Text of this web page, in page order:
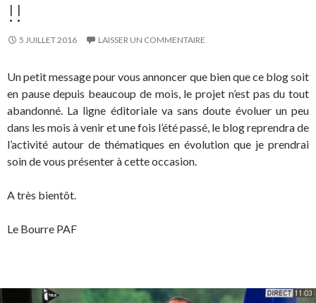
!!
5 JUILLET 2016 LAISSER UN COMMENTAIRE
Un petit message pour vous annoncer que bien que ce blog soit
en pause depuis beaucoup de mois, le projet n’est pas du tout
abandonné. La ligne éditoriale va sans doute évoluer un peu
dans les mois à venir et une fois l’été passé, le blog reprendra de
l’activité autour de thématiques en évolution que je prendrai
soin de vous présenter à cette occasion.
A très bientôt.
Le Bourre PAF